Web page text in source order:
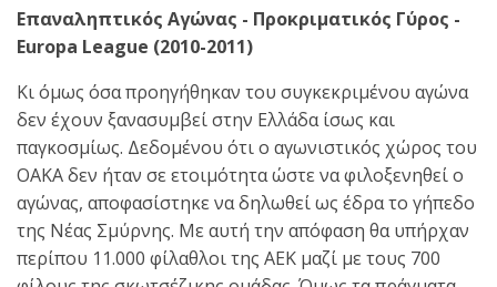
Επαναληπτικός Αγώνας - Προκριματικός Γύρος -
Europa League (2010-2011)
Κι όμως όσα προηγήθηκαν του συγκεκριμένου αγώνα
δεν έχουν ξανασυμβεί στην Ελλάδα ίσως και
παγκοσμίως. Δεδομένου ότι ο αγωνιστικός χώρος του
ΟΑΚΑ δεν ήταν σε ετοιμότητα ώστε να φιλοξενηθεί ο
αγώνας, αποφασίστηκε να δηλωθεί ως έδρα το γήπεδο
της Νέας Σμύρνης. Με αυτή την απόφαση θα υπήρχαν
περίπου 11.000 φίλαθλοι της ΑΕΚ μαζί με τους 700